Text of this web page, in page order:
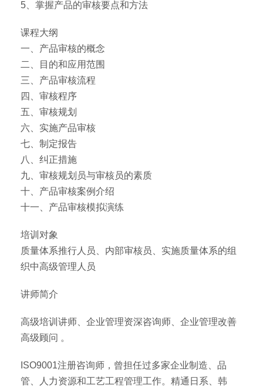
5、掌握产品的审核要点和方法
课程大纲
一、产品审核的概念
二、目的和应用范围
三、产品审核流程
四、审核程序
五、审核规划
六、实施产品审核
七、制定报告
八、纠正措施
九、审核规划员与审核员的素质
十、产品审核案例介绍
十一、产品审核模拟演练
培训对象
质量体系推行人员、内部审核员、实施质量体系的组
织中高级管理人员
讲师简介
高级培训讲师、企业管理资深咨询师、企业管理改善
高级顾问 。
ISO9001注册咨询师，曾担任过多家企业制造、品
管、人力资源和工艺工程管理工作。精通日系、韩